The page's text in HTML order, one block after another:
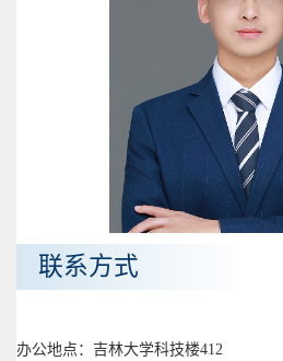
联系方式
办公地点：吉林大学科技楼412